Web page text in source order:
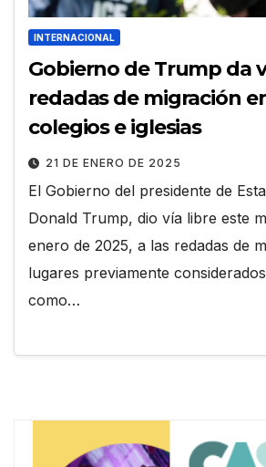
INTERNACIONAL
Gobierno de Trump da
redadas de migración
colegios e iglesias
21 DE ENERO DE 2025
El Gobierno del presidente de
Donald Trump, dio vía libre este
enero de 2025, a las redadas de
lugares previamente
como…